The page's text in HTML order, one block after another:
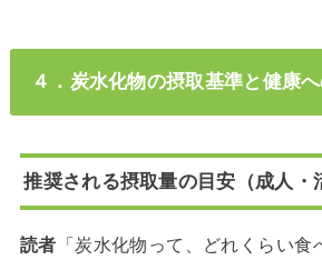
４．炭水化物の摂取基準と健康
推奨される摂取量の目安（成人・
読者 「炭水化物って、どれくらい食